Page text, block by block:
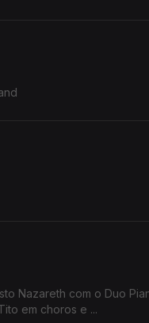
em choros e ...